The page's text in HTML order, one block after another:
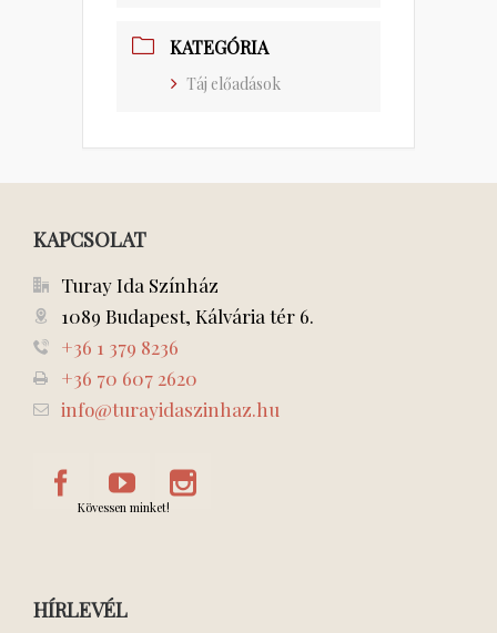
KATEGÓRIA
Táj előadások
KAPCSOLAT
Turay Ida Színház
1089 Budapest, Kálvária tér 6.
+36 1 379 8236
+36 70 607 2620
info@turayidaszinhaz.hu
Kövessen minket!
HÍRLEVÉL